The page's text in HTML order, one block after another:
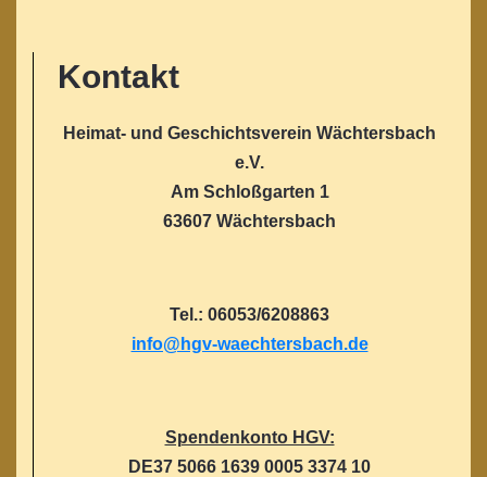
Kontakt
Heimat- und Geschichtsverein Wächtersbach
e.V.
Am Schloßgarten 1
63607 Wächtersbach
Tel.: 06053/6208863
info@hgv-waechtersbach.de
Spendenkonto HGV:
DE37 5066 1639 0005 3374 10